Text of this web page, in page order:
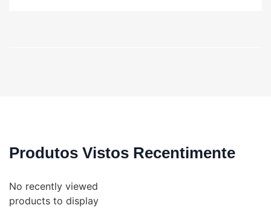
Produtos Vistos Recentimente
No recently viewed
products to display